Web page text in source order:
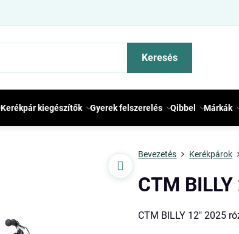
Keresés
Kerékpár kiegészítők Gyerek felszerelés Qibbel Márkák
Bevezetés Kerékpárok
CTM
CTM BILLY 12" 2025